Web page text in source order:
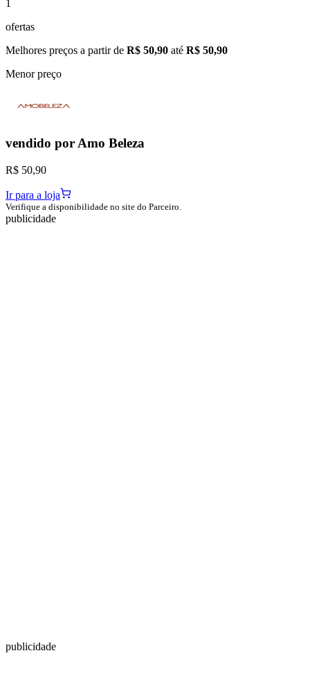
1
ofertas
Melhores preços a partir de R$ 50,90 até R$ 50,90
Menor preço
vendido porAmo Beleza
R$ 50,90
Ir para a loja
Verifique a disponibilidade no site do Parceiro.
publicidade
publicidade